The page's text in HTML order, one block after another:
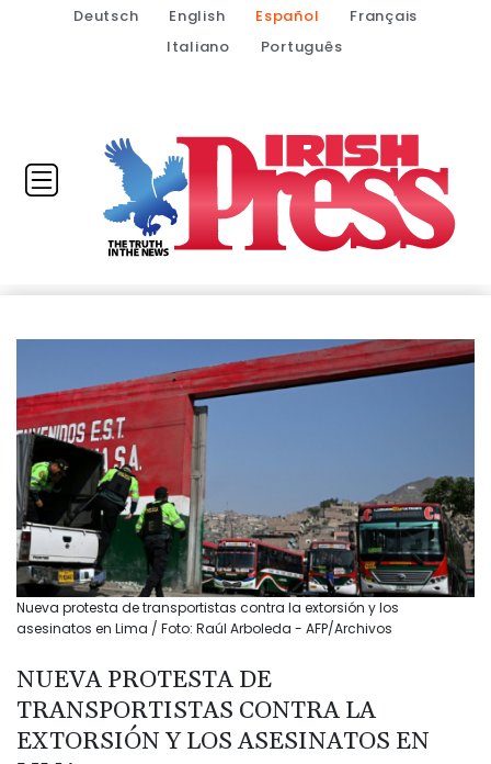
Deutsch English Español
Français
Italiano
Português
Nueva protesta de transportistas contra la extorsión y los
asesinatos en Lima / Foto: Raúl Arboleda - AFP/Archivos
NUEVA PROTESTA DE
TRANSPORTISTAS CONTRA LA
EXTORSIÓN Y LOS ASESINATOS EN